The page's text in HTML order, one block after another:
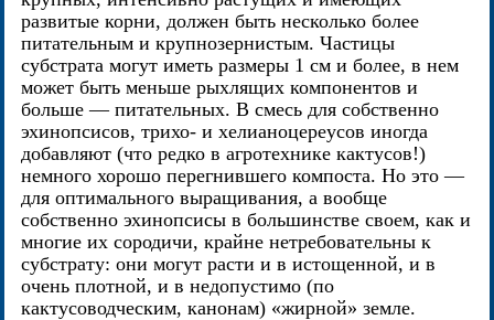
развитые корни, должен быть несколько более
питательным и крупнозернистым. Частицы
субстрата могут иметь размеры 1 см и более, в нем
может быть меньше рыхлящих компонентов и
больше — питательных. В смесь для собственно
эхинопсисов, трихо- и хелианоцереусов иногда
добавляют (что редко в агротехнике кактусов!)
немного хорошо перегнившего компоста. Но это —
для оптимального выращивания, а вообще
собственно эхинопсисы в большинстве своем, как и
многие их сородичи, крайне нетребовательны к
субстрату: они могут расти и в истощенной, и в
очень плотной, и в недопустимо (по
кактусоводческим, канонам) «жирной» земле.